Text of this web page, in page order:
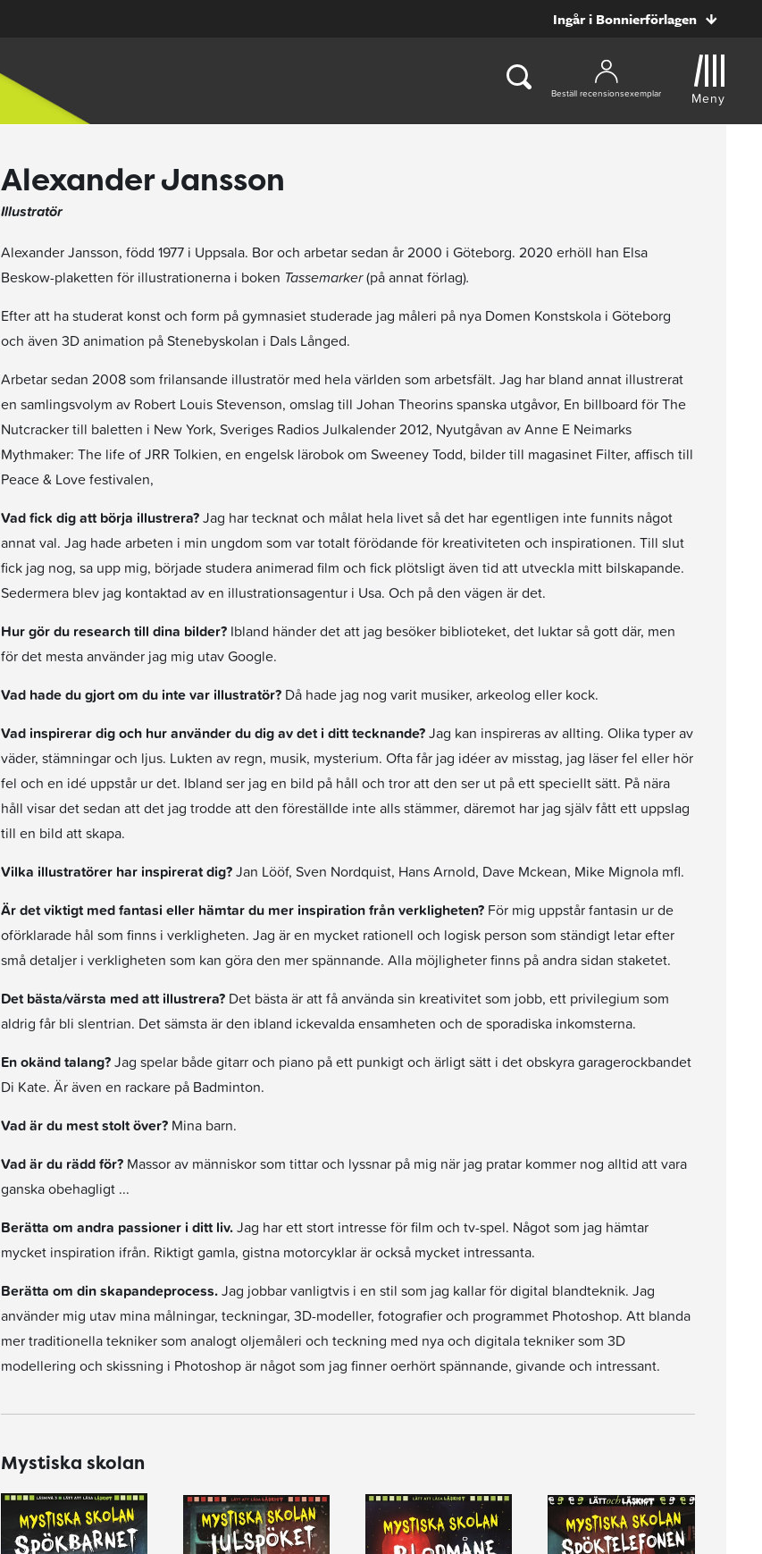
Ingår i Bonnierförlagen
Beställ recensionsexemplar Meny
Alexander Jansson
Illustratör
Alexander Jansson, född 1977 i Uppsala. Bor och arbetar sedan år 2000 i Göteborg. 2020 erhöll han Elsa
Beskow-plaketten för illustrationerna i boken Tassemarker(på annat förlag).
Efter att ha studerat konst och form på gymnasiet studerade jag måleri på nya Domen Konstskola i Göteborg
och även 3D animation på Stenebyskolan i Dals Långed.
Arbetar sedan 2008 som frilansande illustratör med hela världen som arbetsfält. Jag har bland annat illustrerat
en samlingsvolym av Robert Louis Stevenson, omslag till Johan Theorins spanska utgåvor, En billboard för The
Nutcracker till baletten i New York, Sveriges Radios Julkalender 2012, Nyutgåvan av Anne E Neimarks
Mythmaker: The life of JRR Tolkien, en engelsk lärobok om Sweeney Todd, bilder till magasinet Filter, affisch till
Peace & Love festivalen,
Vad fick dig att börja illustrera?Jag har tecknat och målat hela livet så det har egentligen inte funnits något
annat val. Jag hade arbeten i min ungdom som var totalt förödande för kreativiteten och inspirationen. Till slut
fick jag nog, sa upp mig, började studera animerad film och fick plötsligt även tid att utveckla mitt bilskapande.
Sedermera blev jag kontaktad av en illustrationsagentur i Usa. Och på den vägen är det.
Hur gör du research till dina bilder?Ibland händer det att jag besöker biblioteket, det luktar så gott där, men
för det mesta använder jag mig utav Google.
Vad hade du gjort om du inte var illustratör?Då hade jag nog varit musiker, arkeolog eller kock.
Vad inspirerar dig och hur använder du dig av det i ditt tecknande?Jag kan inspireras av allting. Olika typer av
väder, stämningar och ljus. Lukten av regn, musik, mysterium. Ofta får jag idéer av misstag, jag läser fel eller hör
fel och en idé uppstår ur det. Ibland ser jag en bild på håll och tror att den ser ut på ett speciellt sätt. På nära
håll visar det sedan att det jag trodde att den föreställde inte alls stämmer, däremot har jag själv fått ett uppslag
till en bild att skapa.
Vilka illustratörer har inspirerat dig?Jan Lööf, Sven Nordquist, Hans Arnold, Dave Mckean, Mike Mignola mfl.
Är det viktigt med fantasi eller hämtar du mer inspiration från verkligheten?För mig uppstår fantasin ur de
oförklarade hål som finns i verkligheten. Jag är en mycket rationell och logisk person som ständigt letar efter
små detaljer i verkligheten som kan göra den mer spännande. Alla möjligheter finns på andra sidan staketet.
Det bästa/värsta med att illustrera?Det bästa är att få använda sin kreativitet som jobb, ett privilegium som
aldrig får bli slentrian. Det sämsta är den ibland ickevalda ensamheten och de sporadiska inkomsterna.
En okänd talang?Jag spelar både gitarr och piano på ett punkigt och ärligt sätt i det obskyra garagerockbandet
Di Kate. Är även en rackare på Badminton.
Vad är du mest stolt över?Mina barn.
Vad är du rädd för?Massor av människor som tittar och lyssnar på mig när jag pratar kommer nog alltid att vara
ganska obehagligt ...
Berätta om andra passioner i ditt liv.Jag har ett stort intresse för film och tv-spel. Något som jag hämtar
mycket inspiration ifrån. Riktigt gamla, gistna motorcyklar är också mycket intressanta.
Berätta om din skapandeprocess.Jag jobbar vanligtvis i en stil som jag kallar för digital blandteknik. Jag
använder mig utav mina målningar, teckningar, 3D-modeller, fotografier och programmet Photoshop. Att blanda
mer traditionella tekniker som analogt oljemåleri och teckning med nya och digitala tekniker som 3D
modellering och skissning i Photoshop är något som jag finner oerhört spännande, givande och intressant.
Mystiska skolan